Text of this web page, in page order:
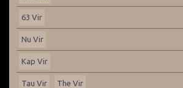
63 Vir
Nu Vir
Kap Vir
Tau Vir The Vir